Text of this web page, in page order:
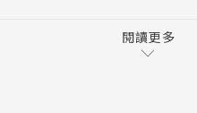
或伊勢神宮最早的鎮座地
凝縮的是郊鄉生活的純淳人
道路線
閱讀更多